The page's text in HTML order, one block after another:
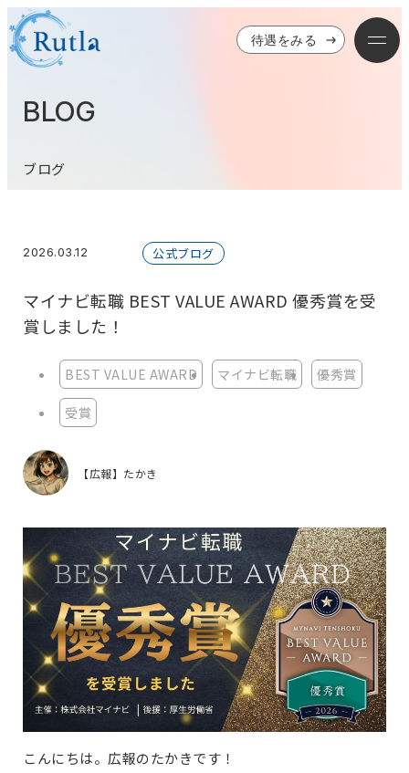
待遇をみる
BLOG
ブログ
2026.03.12 公式ブログ
マイナビ転職 BEST VALUE AWARD 優秀賞を受
賞しました！
BEST VALUE AWARD マイナビ転職 優秀賞
受賞
【広報】たかき
こんにちは。広報のたかきです！